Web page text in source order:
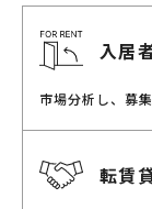
入居
市場分析し、募
転賃